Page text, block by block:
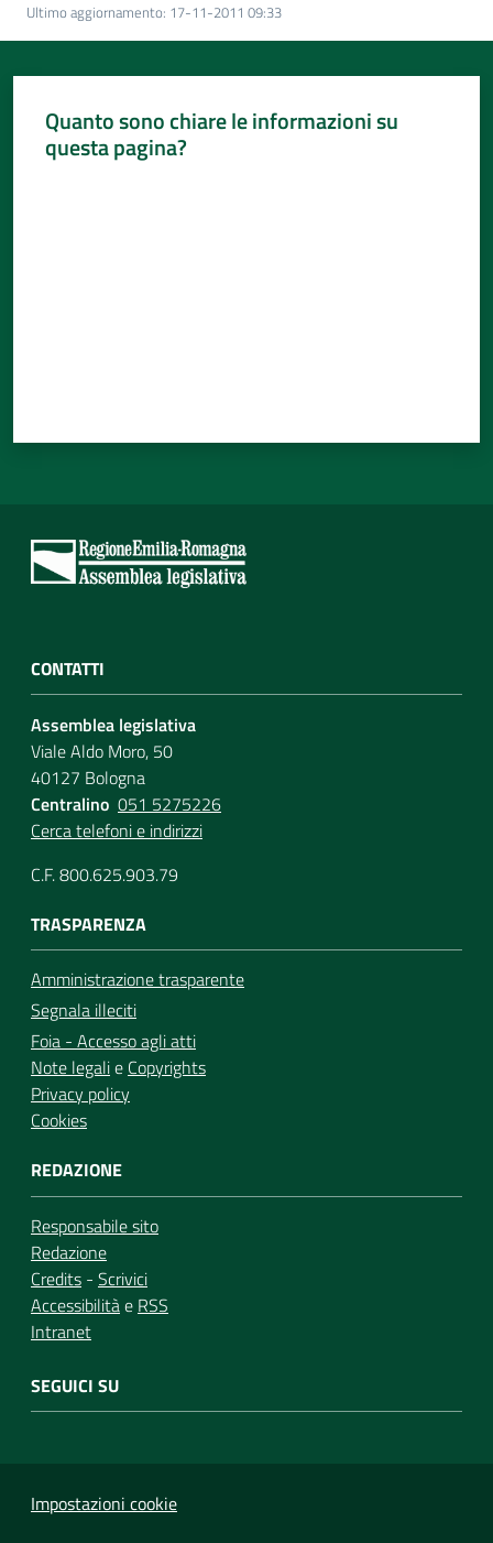
Ultimo aggiornamento: 17-11-2011 09:33
Quanto sono chiare le informazioni su
questa pagina?
CONTATTI
Assemblea legislativa
Viale Aldo Moro, 50
40127 Bologna
Centralino 051 5275226
Cerca telefoni e indirizzi
C.F. 800.625.903.79
TRASPARENZA
Amministrazione trasparente
Segnala illeciti
Foia - Accesso agli atti
Note legalie Copyrights
Privacy policy
Cookies
REDAZIONE
Responsabile sito
Redazione
Credits - Scrivici
Accessibilitàe RSS
Intranet
SEGUICI SU
Impostazioni cookie